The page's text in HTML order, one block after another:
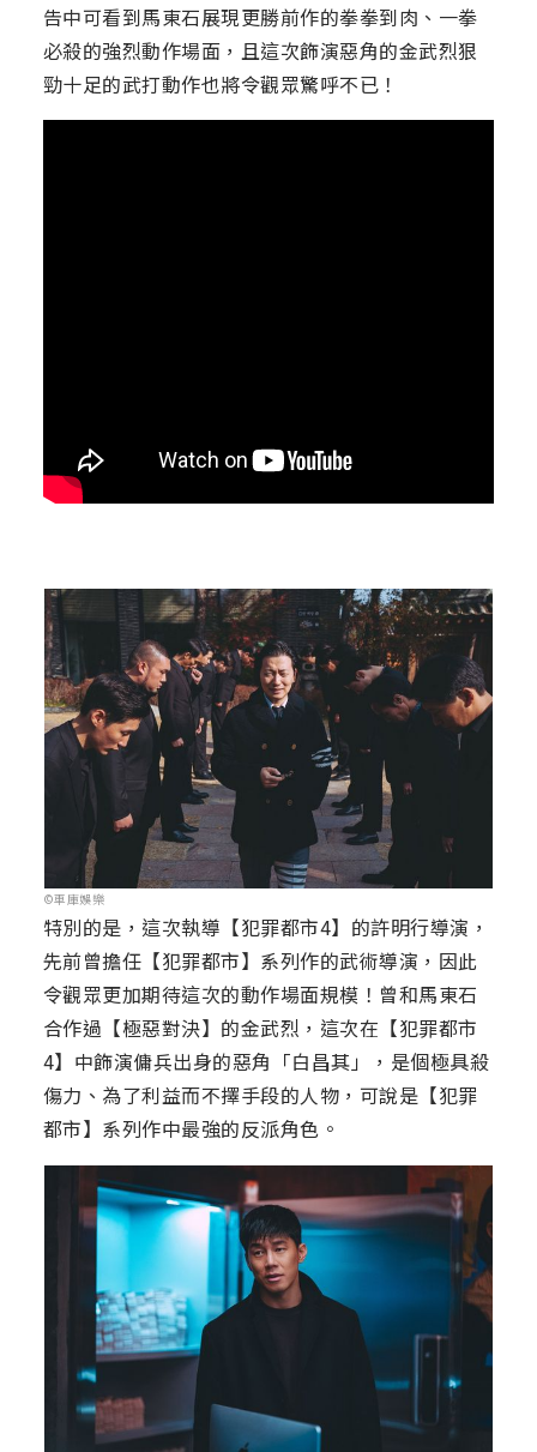
告中可看到馬東石展現更勝前作的拳拳到肉、一拳
必殺的強烈動作場面，且這次飾演惡角的金武烈狠
勁十足的武打動作也將令觀眾驚呼不已！
©車庫娛樂
特別的是，這次執導【犯罪都市4】的許明行導演，
先前曾擔任【犯罪都市】系列作的武術導演，因此
令觀眾更加期待這次的動作場面規模！曾和馬東石
合作過【極惡對決】的金武烈，這次在【犯罪都市
4】中飾演傭兵出身的惡角「白昌其」，是個極具殺
傷力、為了利益而不擇手段的人物，可說是【犯罪
都市】系列作中最強的反派角色。